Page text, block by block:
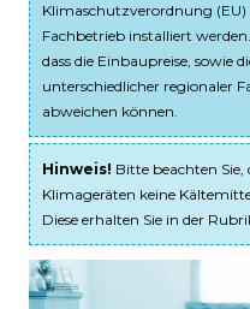
Klimaschutzverordnung
Fachbetrieb installiert
dass die Einbaupreise, sowie
unterschiedlicher regionaler
abweichen können.
Hinweis! Bitte beachten
Klimageräten keine
Diese erhalten Sie in der